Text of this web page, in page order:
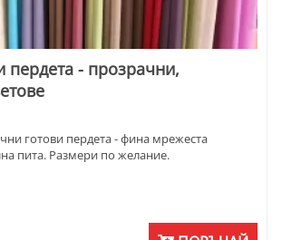
пердета - прозрачни,
готови пердета - фина мрежеста
пита. Размери по желание.